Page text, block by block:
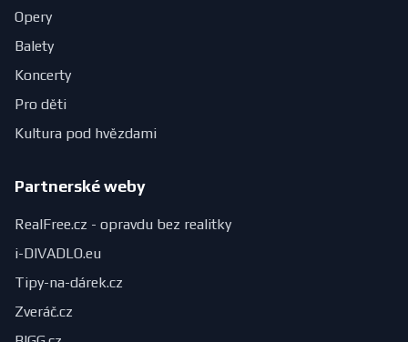
Opery
Balety
Koncerty
Pro děti
Kultura pod hvězdami
Partnerské weby
RealFree.cz - opravdu bez realitky
i-DIVADLO.eu
Tipy-na-dárek.cz
Zveráč.cz